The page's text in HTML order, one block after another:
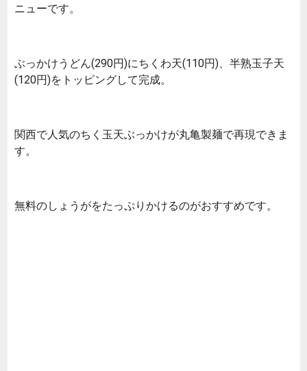
ニューです。
ぶっかけうどん(290円)にちくわ天(110円)、半熟玉子天
(120円)をトッピングして完成。
関西で人気のちく玉天ぶっかけが丸亀製麺で再現できま
す。
無料のしょうがをたっぷりかけるのがおすすめです。